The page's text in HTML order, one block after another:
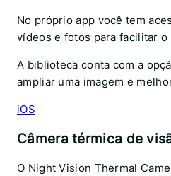
No próprio app você tem
vídeos e fotos para facilitar o
A biblioteca conta com a
ampliar uma imagem e
iOS
Câmera térmica de
O Night Vision Thermal